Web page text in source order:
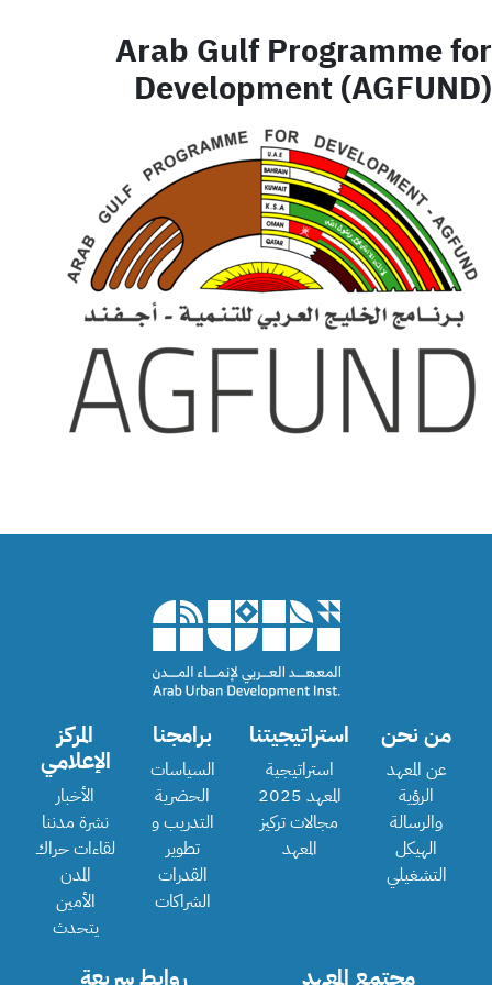
Arab Gulf Programme for
Development (AGFUND)
من نحن
عن المعهد
الرؤية
والرسالة
الهيكل
التشغيلي
استراتيجيتنا
استراتيجية
المعهد 2025
مجالات تركيز
المعهد
برامجنا
السياسات
الحضرية
التدريب و
تطوير
القدرات
الشراكات
المركز
الإعلامي
الأخبار
نشرة مدننا
لقاءات حراك
المدن
الأمين
يتحدث
مجتمع المعهد روابط سريعة